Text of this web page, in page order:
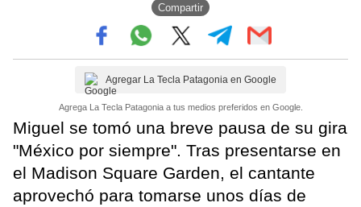
Compartir
Agregar La Tecla Patagonia en Google
Agrega La Tecla Patagonia a tus medios preferidos en Google.
Miguel se tomó una breve pausa de su gira
"México por siempre". Tras presentarse en
el Madison Square Garden, el cantante
aprovechó para tomarse unos días de